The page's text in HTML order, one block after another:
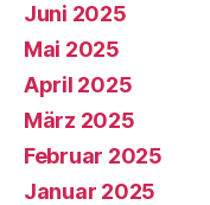
Juni 2025
Mai 2025
April 2025
März 2025
Februar 2025
Januar 2025